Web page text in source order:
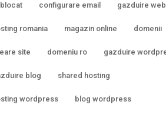
configurare email gazduire web
romania magazin online domenii
site domeniu ro gazduire
blog shared hosting
wordpress blog wordpress